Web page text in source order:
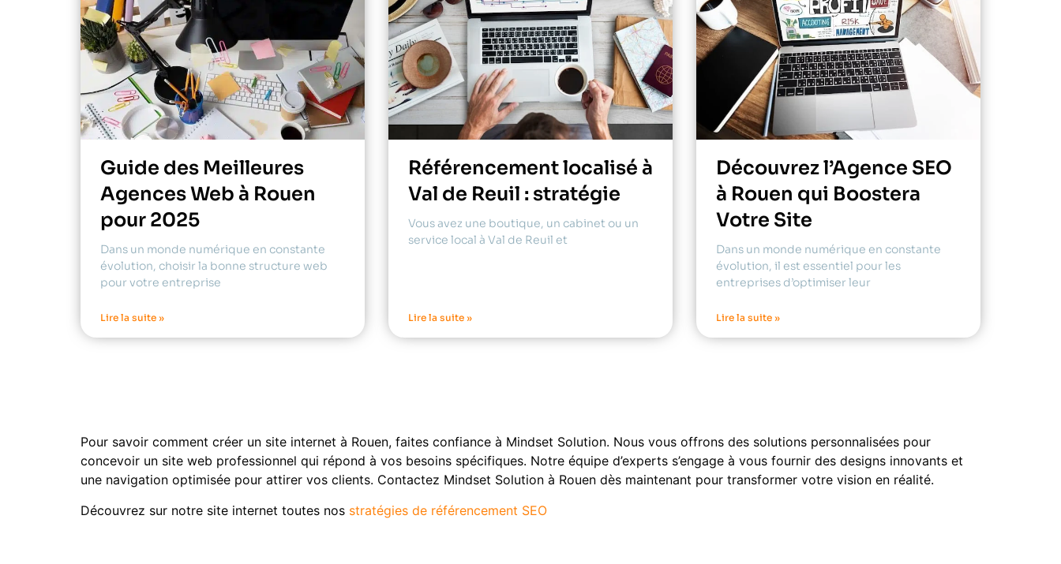
Guide des Meilleures
Agences Web à Rouen
pour 2025
Dans un monde numérique en constante
évolution, choisir la bonne structure web
pour votre entreprise
Lire la suite »
Référencement localisé à
Val de Reuil : stratégie
Vous avez une boutique, un cabinet ou un
service local à Val de Reuil et
Lire la suite »
Découvrez l’Agence SEO
à Rouen qui Boostera
Votre Site
Dans un monde numérique en constante
évolution, il est essentiel pour les
entreprises d’optimiser leur
Lire la suite »
Pour savoir comment créer un site internet à Rouen, faites confiance à Mindset Solution. Nous vous offrons des solutions personnalisées pour
concevoir un site web professionnel qui répond à vos besoins spécifiques. Notre équipe d’experts s’engage à vous fournir des designs innovants et
une navigation optimisée pour attirer vos clients. Contactez Mindset Solution à Rouen dès maintenant pour transformer votre vision en réalité.
Découvrez sur notre site internet toutes nos stratégies de référencement SEO